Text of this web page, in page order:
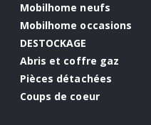
Mobilhome neufs
Mobilhome occasions
DESTOCKAGE
Abris et coffre gaz
Pièces détachées
Coups de coeur